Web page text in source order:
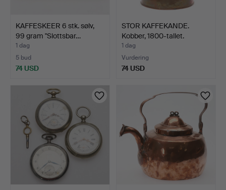
KAFFESKEER 6 stk. sølv,
99 gram "Slottsbar…
1 dag
5 bud
74 USD
STOR KAFFEKANDE.
Kobber, 1800-tallet.
1 dag
Vurdering
74 USD